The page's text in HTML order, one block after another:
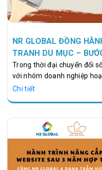
NR GLOBAL ĐỒNG
TRANH DU MỤC –
HIỆU NGHỆ THUẬT
Trong thời đại chuyển đổi
với nhóm doanh nghiệp
thiết kế và mỹ thuật,
công cụ bán hàng cốt lõi.
tố hình ảnh quyết định
càng phải tinh tế, bố cục
Chi tiết